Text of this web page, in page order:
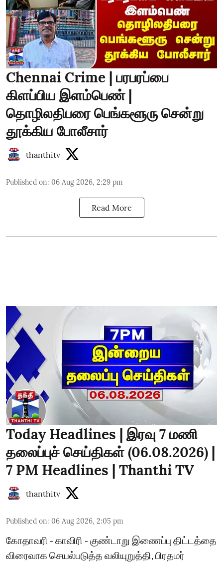
Chennai Crime | பரபரப்பை
கிளப்பிய இளம்பெண் |
தொழிலதிபரை பெங்களூரு சென்று
தூக்கிய போலீசார்
thanthitv
Published on: 06 Aug 2026, 2:29 pm
Read More
Today Headlines | இரவு 7 மணி
தலைப்புச் செய்திகள் (06.08.2026) |
7 PM Headlines | Thanthi TV
thanthitv
Published on: 06 Aug 2026, 2:05 pm
கோதாவரி - காவிரி - குண்டாறு இணைப்பு திட்டத்தை
விரைவாக செயல்படுத்த வலியுறுத்தி, பிரதமர்